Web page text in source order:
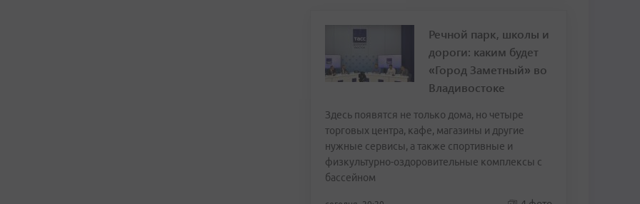
Речной парк, школы и
дороги: каким будет
«Город Заметный» во
Владивостоке
Здесь появятся не только дома, но четыре
торговых центра, кафе, магазины и другие
нужные сервисы, а также спортивные и
физкультурно-оздоровительные комплексы с
бассейном